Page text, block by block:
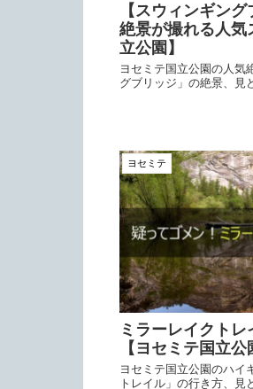
【スウィンギン
絶景が撮れる人気
立公園】
ヨセミテ国立公園の人気
グブリッジ」の絶景、見
ヨセミテ
ミラーレイクトレ
【ヨセミテ国立公
ヨセミテ国立公園のハイ
トレイル」の行き方、見